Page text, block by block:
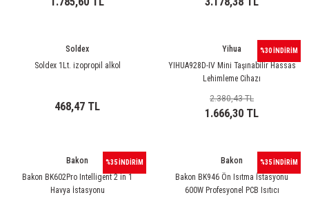
Soldex
Soldex 1Lt. izopropil alkol
468,47 TL
%30 İNDİRİM
Yihua
YIHUA928D-IV Mini Taşınabilir Hassas
Lehimleme Cihazı
2.380,43 TL
1.666,30 TL
%35 İNDİRİM
Bakon
Bakon BK602Pro Intelligent 2 in 1
Havya İstasyonu
%35 İNDİRİM
Bakon
Bakon BK946 Ön Isıtma İstasyonu
600W Profesyonel PCB Isıtıcı